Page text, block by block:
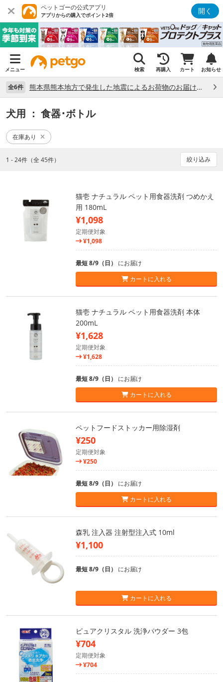
ペットゴーの公式アプリ
アプリからの購入でポイント2倍 開く
メニュー 検索 再購入 カート お知らせ
全6件 熊本県熊本地方で発生した地震によるお荷物のお届け状況について （7/28）
犬用 ： 食器･ボトル
在庫あり
1 - 24件（全 45件） 絞り込み
猫壱 ナチュラル ペット用食器洗剤 つめかえ
用 180mL
¥1,098
定期便対象
¥1,098
最短 8/9（日） にお届け
カートに入れる
猫壱 ナチュラル ペット用食器洗剤 本体
200mL
¥1,628
定期便対象
¥1,628
最短 8/9（日） にお届け
カートに入れる
ペットフードストッカー用除湿剤
¥250
定期便対象
¥250
最短 8/9（日） にお届け
カートに入れる
森乳 注入器 注射型注入式 10ml
¥1,100
最短 8/9（日） にお届け
カートに入れる
ピュアクリスタル 洗浄パウダー 3包
¥704
定期便対象
¥704